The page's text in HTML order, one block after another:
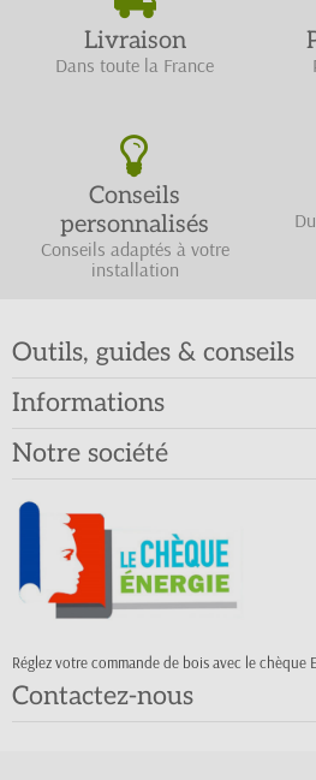
Livraison
Dans toute la France
Conseils
personnalisés
Conseils adaptés à votre
installation
Outils, guides & conseils
Informations
Notre société
Réglez votre commande de bois avec le chèque
Contactez-nous